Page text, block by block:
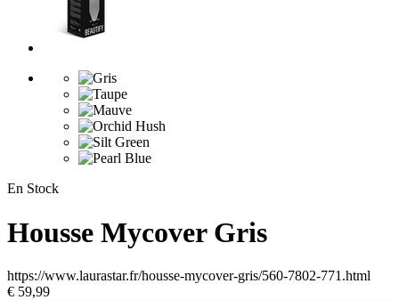
En Stock
Housse Mycover Gris
https://www.laurastar.fr/housse-mycover-gris/560-7802-771.html
€ 59,99